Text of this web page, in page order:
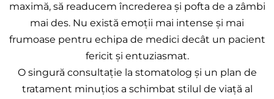
maximă, să readucem încrederea și pofta de a zâmbi
mai des. Nu există emoții mai intense și mai
frumoase pentru echipa de medici decât un pacient
fericit și entuziasmat.
O singură consultație la stomatolog și un plan de
tratament minuțios a schimbat stilul de viață al